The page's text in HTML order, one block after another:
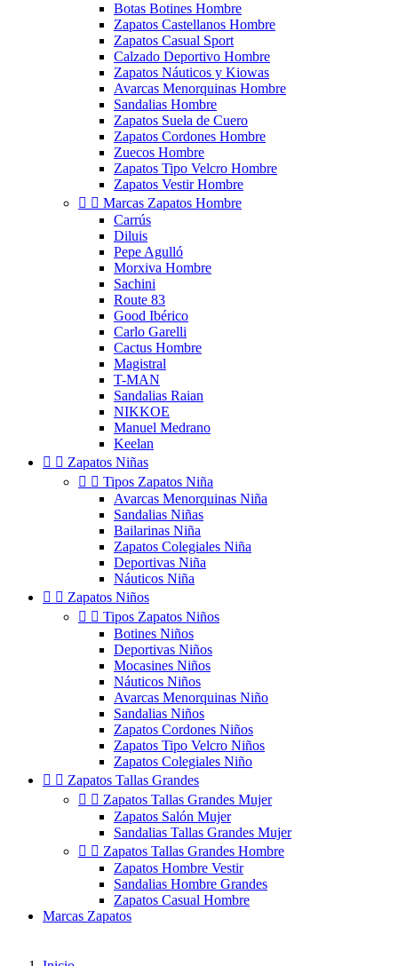
Botas Botines Hombre
Zapatos Castellanos Hombre
Zapatos Casual Sport
Calzado Deportivo Hombre
Zapatos Náuticos y Kiowas
Avarcas Menorquinas Hombre
Sandalias Hombre
Zapatos Suela de Cuero
Zapatos Cordones Hombre
Zuecos Hombre
Zapatos Tipo Velcro Hombre
Zapatos Vestir Hombre
  Marcas Zapatos Hombre
Carrús
Diluis
Pepe Agulló
Morxiva Hombre
Sachini
Route 83
Good Ibérico
Carlo Garelli
Cactus Hombre
Magistral
T-MAN
Sandalias Raian
NIKKOE
Manuel Medrano
Keelan
  Zapatos Niñas
  Tipos Zapatos Niña
Avarcas Menorquinas Niña
Sandalias Niñas
Bailarinas Niña
Zapatos Colegiales Niña
Deportivas Niña
Náuticos Niña
  Zapatos Niños
  Tipos Zapatos Niños
Botines Niños
Deportivas Niños
Mocasines Niños
Náuticos Niños
Avarcas Menorquinas Niño
Sandalias Niños
Zapatos Cordones Niños
Zapatos Tipo Velcro Niños
Zapatos Colegiales Niño
  Zapatos Tallas Grandes
  Zapatos Tallas Grandes Mujer
Zapatos Salón Mujer
Sandalias Tallas Grandes Mujer
  Zapatos Tallas Grandes Hombre
Zapatos Hombre Vestir
Sandalias Hombre Grandes
Zapatos Casual Hombre
Marcas Zapatos